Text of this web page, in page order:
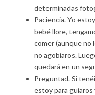
determinadas
Paciencia. Yo
bebé llore,
comer (aunque no
no agobiaros.
quedará en un
Preguntad. Si
estoy para